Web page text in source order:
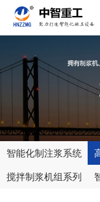
智能化制注浆系统
搅拌制浆机组系列